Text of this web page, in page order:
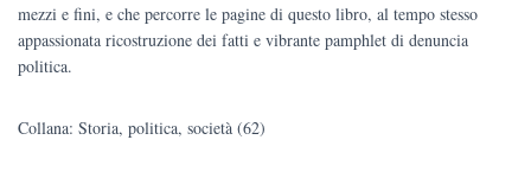
mezzi e fini, e che percorre le pagine di questo libro, al tempo stesso
appassionata ricostruzione dei fatti e vibrante pamphlet di denuncia
politica.
Collana: Storia, politica, società (62)